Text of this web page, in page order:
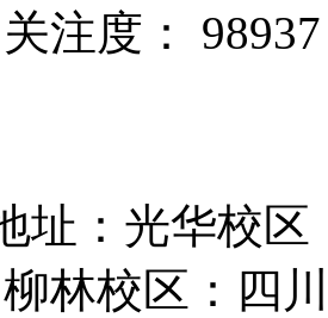
关注度： 98937
址：光华校区
林校区：四